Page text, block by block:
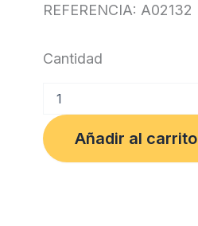
REFERENCIA: A02132
Cantidad
MICROFIBRA
IMPORTADA
cantidadAñadir al carrito